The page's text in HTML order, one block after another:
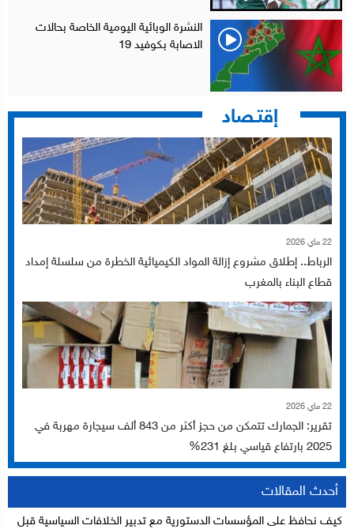
النشرة الوبائية اليومية الخاصة بحالات
الاصابة بكوفيد 19
إقتـصاد
22 ماي 2026
الرباط.. إطلاق مشروع إزالة المواد الكيميائية الخطرة من سلسلة إمداد
قطاع البناء بالمغرب
22 ماي 2026
تقرير: الجمارك تتمكن من حجز أكثر من 843 ألف سيجارة مهربة في
2025 بارتفاع قياسي بلغ 231%
أحدث المقالات
كيف نحافظ على المؤسسات الدستورية مع تدبير الخلافات السياسية قبل